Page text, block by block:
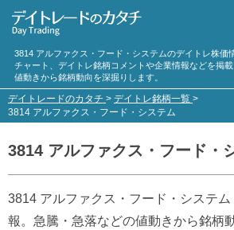
3814 アルファクス・フード・システムのデイトレ株価
チャート、デイトレ銘柄コメントや企業情報などを掲
値動きから銘柄動向を深掘りします。
デイトレードのカタチ > デイトレ銘柄一覧 >
3814 アルファクス・フード・システム
3814 アルファクス・フード・
3814 アルファクス・フード・システ
報。急騰・急落などの値動きから銘柄